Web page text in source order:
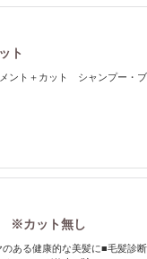
ト
ント＋カット シャンプー・
※カット無し
ある健康的な美髪に■毛髪診